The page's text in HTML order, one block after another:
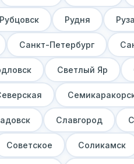
Рубцовск Рудня Руза
Санкт-Петербург
Светлый Яр
Славгород
Советское Соликамск